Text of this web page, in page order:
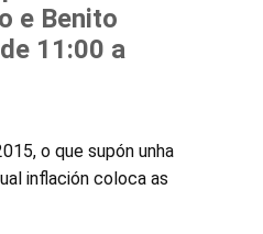
e Benito
11:00 a
o que supón unha
inflación coloca as